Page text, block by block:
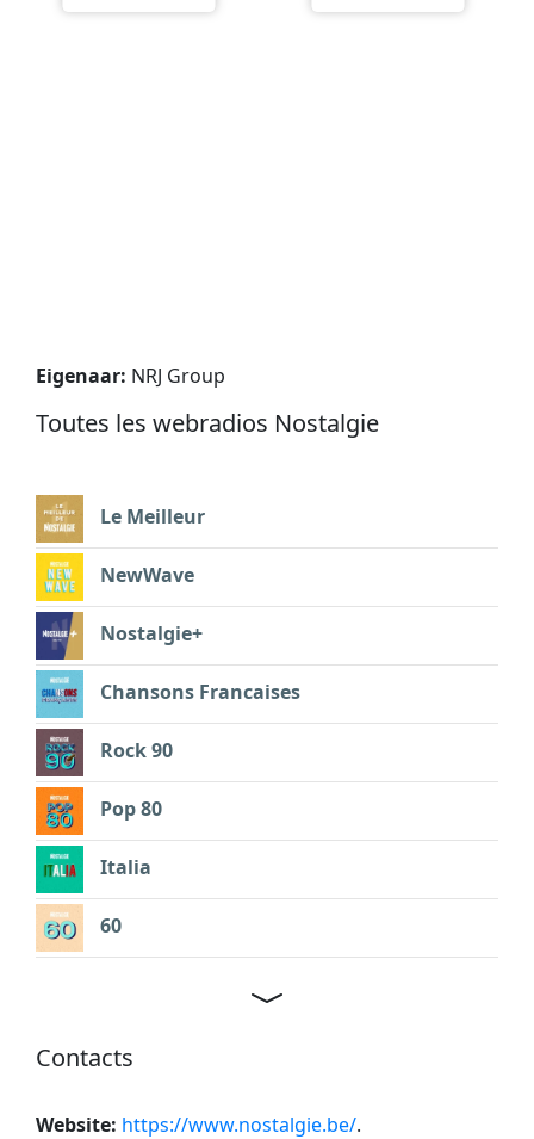
Eigenaar: NRJ Group
Toutes les webradios Nostalgie
Le Meilleur
NewWave
Nostalgie+
Chansons Francaises
Rock 90
Pop 80
Italia
60
Contacts
Website: https://www.nostalgie.be/.